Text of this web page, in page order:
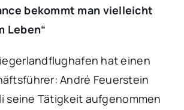
bekommt man vielleicht
Leben“
hat einen
André Feuerstein
seine Tätigkeit aufgenommen